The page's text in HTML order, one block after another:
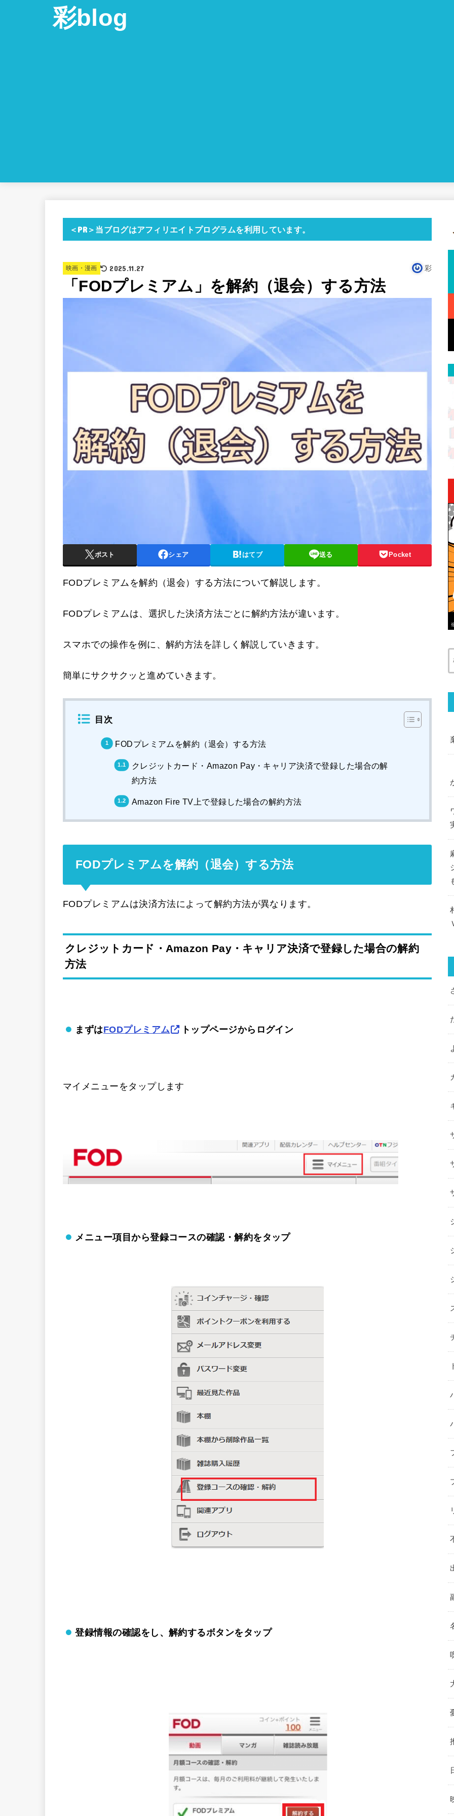
彩blog
＜PR＞当ブログはアフィリエイトプログラムを利用しています。
映画・漫画 2025.11.27 彩
「FODプレミアム」を解約（退会）する方法
ポスト シェア はてブ 送る Pocket
FODプレミアムを解約（退会）する方法について解説します。
FODプレミアムは、選択した決済方法ごとに解約方法が違います。
スマホでの操作を例に、解約方法を詳しく解説していきます。
簡単にサクサクッと進めていきます。
目次
FODプレミアムを解約（退会）する方法
クレジットカード・Amazon Pay・キャリア決済で登録した場合の解
約方法
Amazon Fire TV上で登録した場合の解約方法
FODプレミアムを解約（退会）する方法
FODプレミアムは決済方法によって解約方法が異なります。
クレジットカード・Amazon Pay・キャリア決済で登録した場合の解約
方法
まずはFODプレミアム トップページからログイン
マイメニューをタップします
メニュー項目から登録コースの確認・解約をタップ
登録情報の確認をし、解約するボタンをタップ